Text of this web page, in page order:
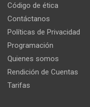
Código de ética
Contáctanos
Políticas de Privacidad
Programación
Quienes somos
Rendición de Cuentas
Tarifas